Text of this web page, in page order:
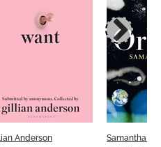
Anderson Samantha